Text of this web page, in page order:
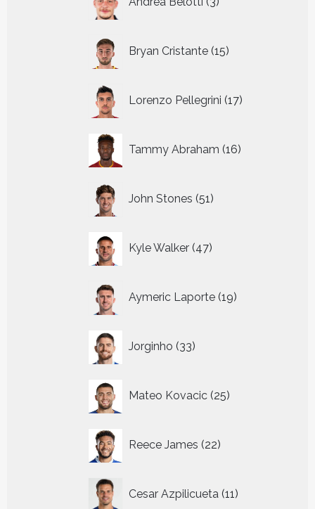
producten
Bryan Cristante 15
producten
Lorenzo Pellegrini 17
producten
Tammy Abraham 16
producten
John Stones 51
producten
Kyle Walker 47
producten
Aymeric Laporte 19
producten
Jorginho 33
producten
Mateo Kovacic 25
producten
Reece James 22
producten
Cesar Azpilicueta 11
producten